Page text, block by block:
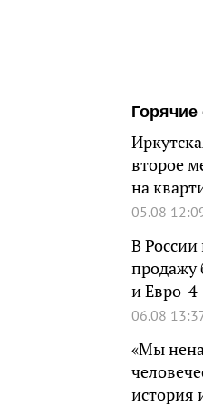
второе
на
05.08
В
продажу
и Евро-4
06.08
«Мы
история